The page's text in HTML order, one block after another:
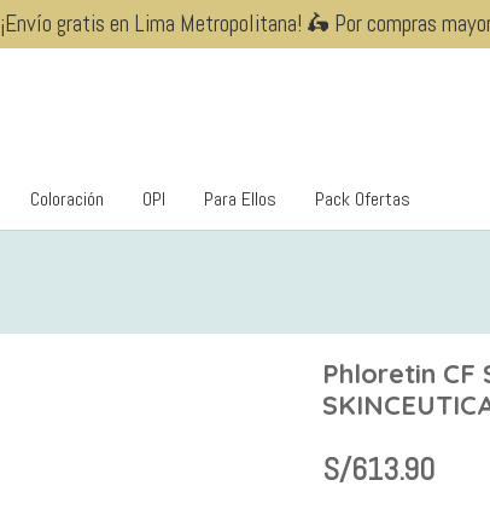
¡Envío gratis en Lima Metropolitana! 🛵 Por compras
Coloración OPI Para Ellos Pack Ofertas
Phloretin CF
S/613.90